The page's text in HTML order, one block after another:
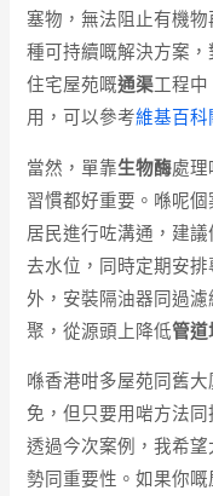
塞物，無法阻止有機
種可持續嘅解決方案
住宅屋苑嘅通渠工程
用，可以參考維基百科
當然，單靠生物酶處理
習慣都好重要。喺呢
居民進行咗溝通，建
去水位，同時定期安
外，安裝隔油器同過
聚，從源頭上降低管道
喺香港咁多屋苑同舊大
免，但只要用啱方法
透過今次案例，我希望
勢同重要性。如果你